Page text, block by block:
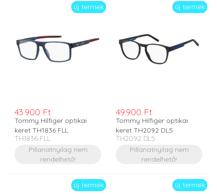
új termék
43.900 Ft
Tommy Hilfiger optikai
keret TH1836 FLL
TH1836 FLL
Pillanatnyilag nem
rendelhető!
új termék
49.900 Ft
Tommy Hilfiger optikai
keret TH2092 DL5
TH2092 DL5
Pillanatnyilag nem
rendelhető!
új termék új termék